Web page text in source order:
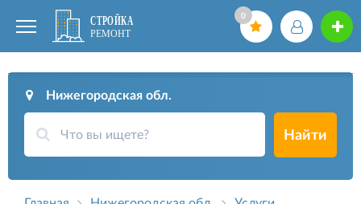
0
Нижегородская обл.
Найти